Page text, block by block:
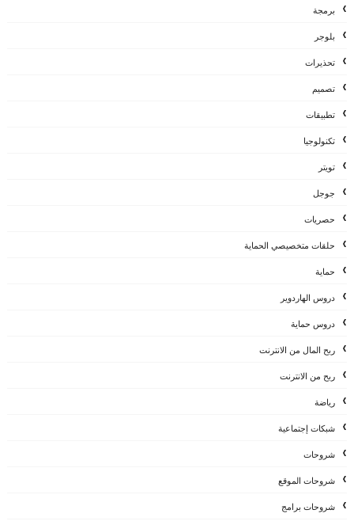
برمجة
بلوجر
تحذيرات
تصميم
تطبيقات
تكنولوجيا
تويتر
جوجل
حصريات
حلقات متخصيصي الحماية
حماية
دروس الهاردوير
دروس حماية
ربح المال من الانترنت
ربح من الانترنت
رياضة
شبكات إجتماعية
شروحات
شروحات الموقع
شروحات برامج